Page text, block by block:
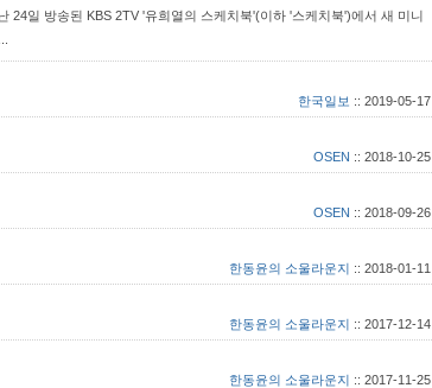
24일 방송된 KBS 2TV '유희열의 스케치북'(이하 '스케치북')에서 새 미니
한국일보 :: 2019-05-17
OSEN :: 2018-10-25
OSEN :: 2018-09-26
한동윤의 소울라운지 :: 2018-01-11
한동윤의 소울라운지 :: 2017-12-14
한동윤의 소울라운지 :: 2017-11-25